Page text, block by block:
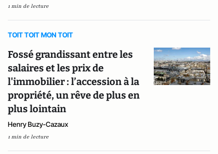
1 min de lecture
TOIT TOIT MON TOIT
Fossé grandissant entre les
salaires et les prix de
l'immobilier : l’accession à la
propriété, un rêve de plus en
plus lointain
Henry Buzy-Cazaux
1 min de lecture